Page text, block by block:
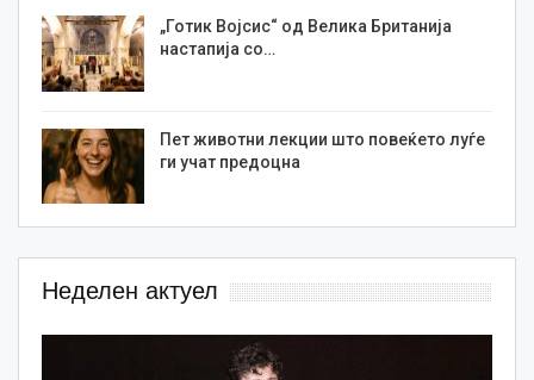
„Готик Војсис“ од Велика Британија
настапија со…
Пет животни лекции што повеќето луѓе
ги учат предоцна
Неделен актуел